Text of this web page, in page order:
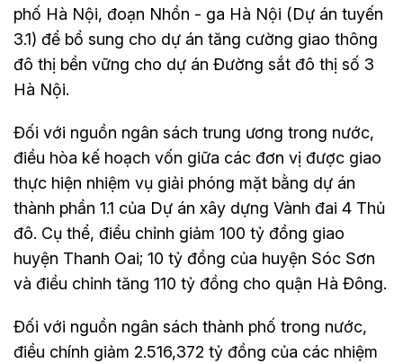
phố Hà Nội, đoạn Nhồn - ga Hà Nội (Dự án tuyến
3.1) để bổ sung cho dự án tăng cường giao thông
đô thị bền vững cho dự án Đường sắt đô thị số 3
Hà Nội.
Đối với nguồn ngân sách trung ương trong nước,
điều hòa kế hoạch vốn giữa các đơn vị được giao
thực hiện nhiệm vụ giải phóng mặt bằng dự án
thành phần 1.1 của Dự án xây dựng Vành đai 4 Thủ
đô. Cụ thể, điều chỉnh giảm 100 tỷ đồng giao
huyện Thanh Oai; 10 tỷ đồng của huyện Sóc Sơn
và điều chỉnh tăng 110 tỷ đồng cho quận Hà Đông.
Đối với nguồn ngân sách thành phố trong nước,
điều chính giảm 2.516,372 tỷ đồng của các nhiệm